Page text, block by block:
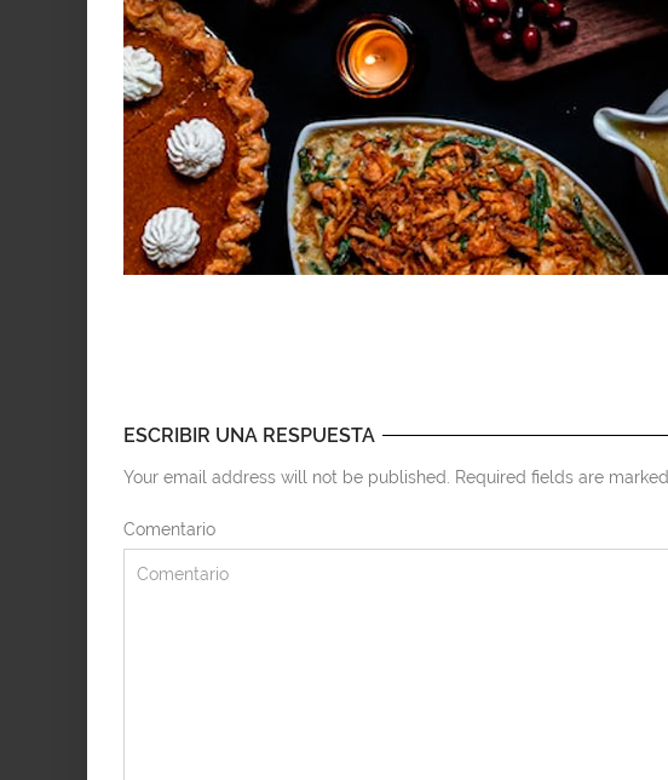
ESCRIBIR UNA RESPUESTA
Your email address will not be published. Required fields are marked
Comentario